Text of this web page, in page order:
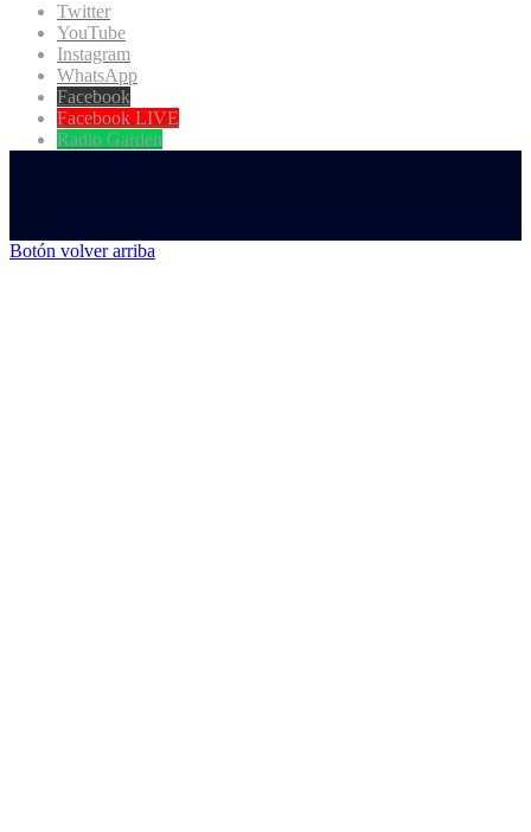
Twitter
YouTube
Instagram
WhatsApp
Facebook
Facebook LIVE
Radio Garden
Botón volver arriba